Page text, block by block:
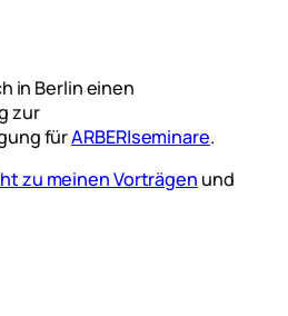
in Berlin einen
zur
fürARBER|seminare.
zu meinen Vorträgen und